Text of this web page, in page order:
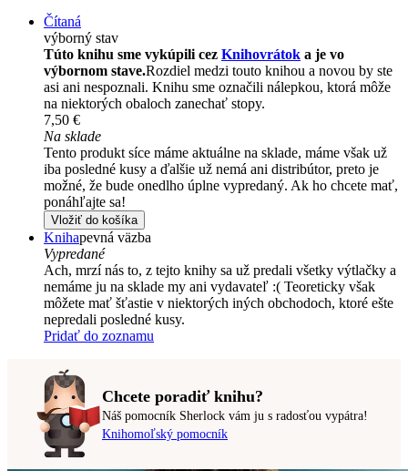
Čítaná
výborný stav
Túto knihu sme vykúpili cez Knihovrátok a je vo
výbornom stave.Rozdiel medzi touto knihou a novou by ste
asi ani nespoznali. Knihu sme označili nálepkou, ktorá môže
na niektorých obaloch zanechať stopy.
7,50 €
Na sklade
Tento produkt síce máme aktuálne na sklade, máme však už
iba posledné kusy a ďalšie už nemá ani distribútor, preto je
možné, že bude onedlho úplne vypredaný. Ak ho chcete mať,
ponáhľajte sa!
Vložiť do košíka
Knihapevná väzba
Vypredané
Ach, mrzí nás to, z tejto knihy sa už predali všetky výtlačky a
nemáme ju na sklade my ani vydavateľ :( Teoreticky však
môžete mať šťastie v niektorých iných obchodoch, ktoré ešte
nepredali posledné kusy.
Pridať do zoznamu
Chcete poradiť knihu?
Náš pomocník Sherlock vám ju s radosťou vypátra!
Knihomoľský pomocník